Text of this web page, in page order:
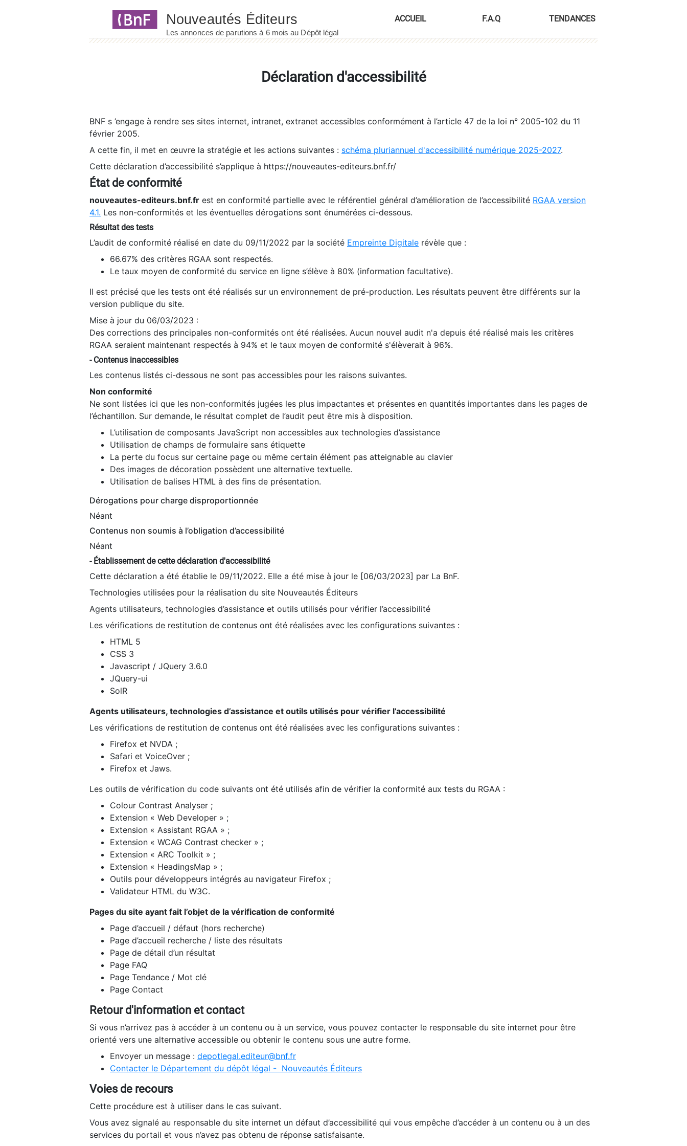
ACCUEIL F.A.Q TENDANCES
Déclaration d'accessibilité
BNF s ’engage à rendre ses sites internet, intranet, extranet accessibles conformément à l’article 47 de la loi n° 2005-102 du 11
février 2005.
A cette fin, il met en œuvre la stratégie et les actions suivantes : schéma pluriannuel d'accessibilité numérique 2025-2027.
Cette déclaration d’accessibilité s’applique à https://nouveautes-editeurs.bnf.fr/
État de conformité
nouveautes-editeurs.bnf.fr est en conformité partielle avec le référentiel général d’amélioration de l’accessibilité RGAA version
4.1. Les non-conformités et les éventuelles dérogations sont énumérées ci-dessous.
Résultat des tests
L’audit de conformité réalisé en date du 09/11/2022 par la société Empreinte Digitale révèle que :
66.67% des critères RGAA sont respectés.
Le taux moyen de conformité du service en ligne s’élève à 80% (information facultative).
Il est précisé que les tests ont été réalisés sur un environnement de pré-production. Les résultats peuvent être différents sur la
version publique du site.
Mise à jour du 06/03/2023 :
Des corrections des principales non-conformités ont été réalisées. Aucun nouvel audit n'a depuis été réalisé mais les critères
RGAA seraient maintenant respectés à 94% et le taux moyen de conformité s'élèverait à 96%.
- Contenus inaccessibles
Les contenus listés ci-dessous ne sont pas accessibles pour les raisons suivantes.
Non conformité
Ne sont listées ici que les non-conformités jugées les plus impactantes et présentes en quantités importantes dans les pages de
l’échantillon. Sur demande, le résultat complet de l’audit peut être mis à disposition.
L’utilisation de composants JavaScript non accessibles aux technologies d’assistance
Utilisation de champs de formulaire sans étiquette
La perte du focus sur certaine page ou même certain élément pas atteignable au clavier
Des images de décoration possèdent une alternative textuelle.
Utilisation de balises HTML à des fins de présentation.
Dérogations pour charge disproportionnée
Néant
Contenus non soumis à l’obligation d’accessibilité
Néant
- Établissement de cette déclaration d'accessibilité
Cette déclaration a été établie le 09/11/2022. Elle a été mise à jour le [06/03/2023] par La BnF.
Technologies utilisées pour la réalisation du site Nouveautés Éditeurs
Agents utilisateurs, technologies d’assistance et outils utilisés pour vérifier l’accessibilité
Les vérifications de restitution de contenus ont été réalisées avec les configurations suivantes :
HTML 5
CSS 3
Javascript / JQuery 3.6.0
JQuery-ui
SolR
Agents utilisateurs, technologies d’assistance et outils utilisés pour vérifier l’accessibilité
Les vérifications de restitution de contenus ont été réalisées avec les configurations suivantes :
Firefox et NVDA ;
Safari et VoiceOver ;
Firefox et Jaws.
Les outils de vérification du code suivants ont été utilisés afin de vérifier la conformité aux tests du RGAA :
Colour Contrast Analyser ;
Extension « Web Developer » ;
Extension « Assistant RGAA » ;
Extension « WCAG Contrast checker » ;
Extension « ARC Toolkit » ;
Extension « HeadingsMap » ;
Outils pour développeurs intégrés au navigateur Firefox ;
Validateur HTML du W3C.
Pages du site ayant fait l’objet de la vérification de conformité
Page d’accueil / défaut (hors recherche)
Page d’accueil recherche / liste des résultats
Page de détail d’un résultat
Page FAQ
Page Tendance / Mot clé
Page Contact
Retour d'information et contact
Si vous n’arrivez pas à accéder à un contenu ou à un service, vous pouvez contacter le responsable du site internet pour être
orienté vers une alternative accessible ou obtenir le contenu sous une autre forme.
Envoyer un message : depotlegal.editeur@bnf.fr
Contacter le Département du dépôt légal - Nouveautés Éditeurs
Voies de recours
Cette procédure est à utiliser dans le cas suivant.
Vous avez signalé au responsable du site internet un défaut d’accessibilité qui vous empêche d’accéder à un contenu ou à un des
services du portail et vous n’avez pas obtenu de réponse satisfaisante.